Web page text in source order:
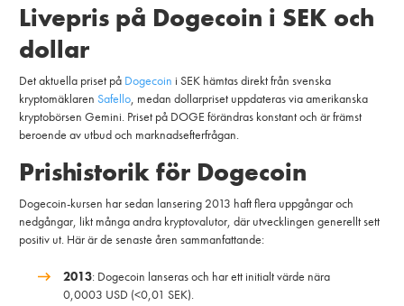
Livepris på Dogecoin i SEK och
dollar
Det aktuella priset på Dogecoin i SEK hämtas direkt från svenska
kryptomäklaren Safello , medan dollarpriset uppdateras via amerikanska
kryptobörsen Gemini. Priset på DOGE förändras konstant och är främst
beroende av utbud och marknadsefterfrågan.
Prishistorik för Dogecoin
Dogecoin-kursen har sedan lansering 2013 haft flera uppgångar och
nedgångar, likt många andra kryptovalutor, där utvecklingen generellt sett
positiv ut. Här är de senaste åren sammanfattande:
2013: Dogecoin lanseras och har ett initialt värde nära
0,0003 USD (<0,01 SEK).